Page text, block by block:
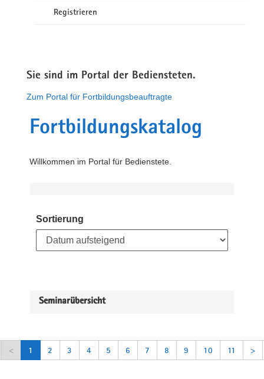
Registrieren
Sie sind im Portal der Bediensteten.
Zum Portal für Fortbildungsbeauftragte
Fortbildungskatalog
Willkommen im Portal für Bedienstete.
Sortierung
Seminarübersicht
< 1 2 3 4 5 6 7 8 9 10 11 >